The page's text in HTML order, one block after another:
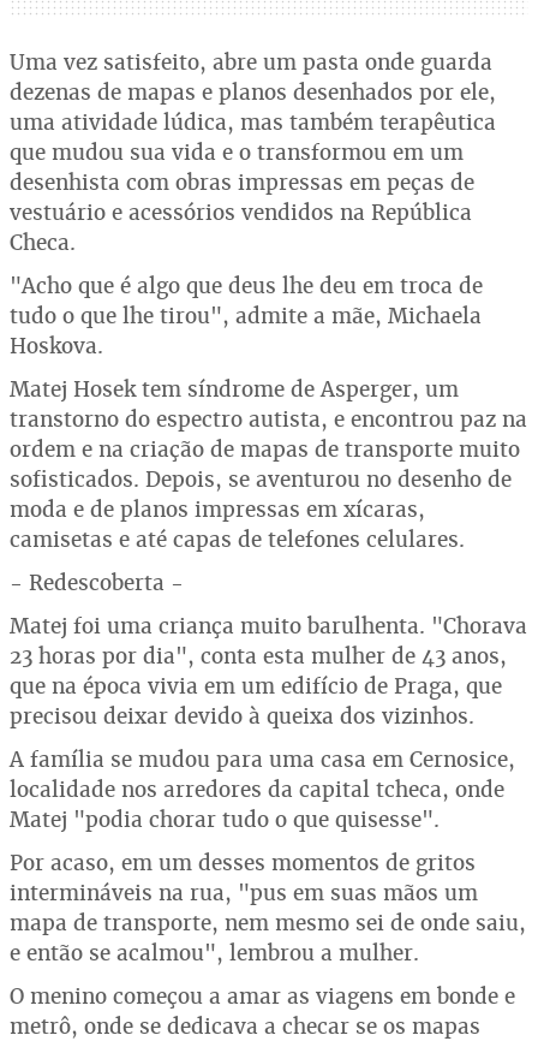
Uma vez satisfeito, abre um pasta onde guarda
dezenas de mapas e planos desenhados por ele,
uma atividade lúdica, mas também terapêutica
que mudou sua vida e o transformou em um
desenhista com obras impressas em peças de
vestuário e acessórios vendidos na República
Checa.
"Acho que é algo que deus lhe deu em troca de
tudo o que lhe tirou", admite a mãe, Michaela
Hoskova.
Matej Hosek tem síndrome de Asperger, um
transtorno do espectro autista, e encontrou paz na
ordem e na criação de mapas de transporte muito
sofisticados. Depois, se aventurou no desenho de
moda e de planos impressas em xícaras,
camisetas e até capas de telefones celulares.
- Redescoberta -
Matej foi uma criança muito barulhenta. "Chorava
23 horas por dia", conta esta mulher de 43 anos,
que na época vivia em um edifício de Praga, que
precisou deixar devido à queixa dos vizinhos.
A família se mudou para uma casa em Cernosice,
localidade nos arredores da capital tcheca, onde
Matej "podia chorar tudo o que quisesse".
Por acaso, em um desses momentos de gritos
intermináveis na rua, "pus em suas mãos um
mapa de transporte, nem mesmo sei de onde saiu,
e então se acalmou", lembrou a mulher.
O menino começou a amar as viagens em bonde e
metrô, onde se dedicava a checar se os mapas